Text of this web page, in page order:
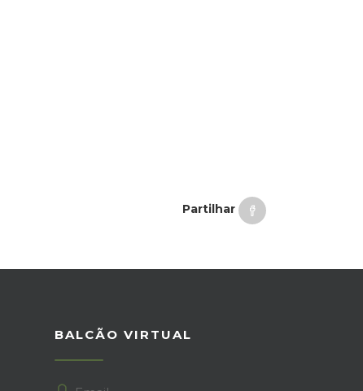
Partilhar
BALCÃO VIRTUAL